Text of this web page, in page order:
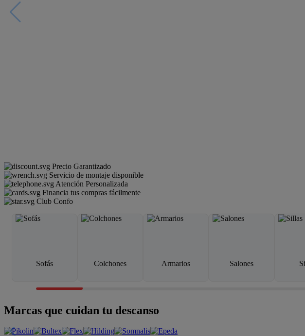
Precio Garantizado
Servicio de montaje disponible
Atención Personalizada
Financia tus compras fácilmente
Club Confo
Sofás Colchones Armarios Salones
Marcas que cuidan tu descanso